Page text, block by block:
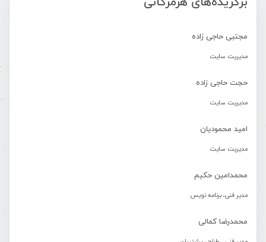
مجتبی حاجی زاده
مدیریت سایت
حجت حاجی زاده
مدیریت سایت
امید محمودیان
مدیریت سایت
محمدامین حکیم
مدیر فنی، برنامه نویس
محمدرضا کمالی